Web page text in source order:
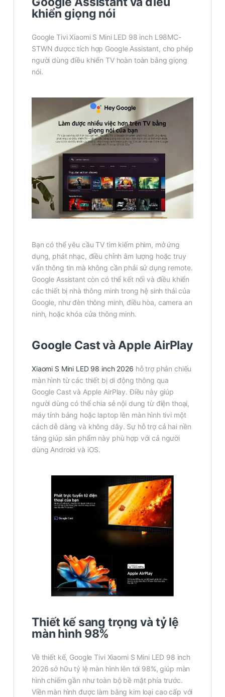
khiển giọng nói
Google Tivi Xiaomi S Mini LED 98 inch L98MC-
STWN đượcc tích hợp Google Assistant, cho phép
người dùng điều khiển TV hoàn toàn bằng giọng
nói.
Bạn có thể yêu cầu TV tìm kiếm phim, mở ứng
dụng, phát nhạc, điều chỉnh âm lượng hoặc truy
vấn thông tin mà không cần phải sử dụng remote.
Google Assistant còn có thể kết nối và điều khiển
các thiết bị nhà thông minh trong hệ sinh thái của
Google, như đèn thông minh, điều hòa, camera an
ninh, hoặc khóa cửa thông minh.
Google Cast và Apple AirPlay
Xiaomi S Mini LED 98 inch 2026 hỗ trợ phản chiếu
màn hình từ các thiết bị di động thông qua
Google Cast và Apple AirPlay. Điều này giúp
người dùng có thể chia sẻ nội dung từ điện thoại,
máy tính bảng hoặc laptop lên màn hình tivi một
cách dễ dàng và không dây. Sự hỗ trợ cả hai nền
tảng giúp sản phẩm này phù hợp với cả người
dùng Android và iOS.
Thiết kế sang trọng và tỷ lệ
màn hình 98%
Về thiết kế, Google Tivi Xiaomi S Mini LED 98 inch
2026 sở hữu tỷ lệ màn hình lên tới 98%, giúp màn
hình chiếm gần như toàn bộ bề mặt phía trước.
Viền màn hình được làm bằng kim loại cao cấp với